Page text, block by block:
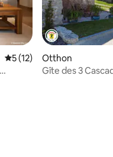
Átlagos értékelés: 5/5, 12
5 (12)
Otthon
Gîte des 3